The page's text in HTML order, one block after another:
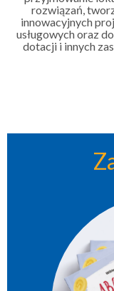
rozwiązań,
innowacyjnych
usługowych oraz
dotacji i innych